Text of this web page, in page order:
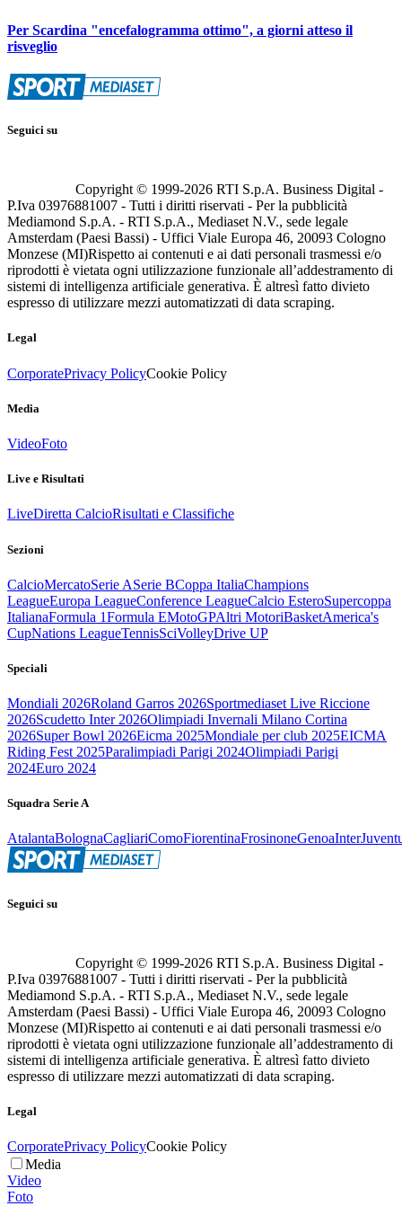
Per Scardina "encefalogramma ottimo", a giorni atteso il
risveglio
Seguici su
Copyright © 1999-2026 RTI S.p.A. Business Digital -
P.Iva 03976881007 - Tutti i diritti riservati - Per la pubblicità
Mediamond S.p.A. - RTI S.p.A., Mediaset N.V., sede legale
Amsterdam (Paesi Bassi) - Uffici Viale Europa 46, 20093 Cologno
Monzese (MI)Rispetto ai contenuti e ai dati personali trasmessi e/o
riprodotti è vietata ogni utilizzazione funzionale all’addestramento di
sistemi di intelligenza artificiale generativa. È altresì fatto divieto
espresso di utilizzare mezzi automatizzati di data scraping.
Legal
CorporatePrivacy PolicyCookie Policy
Media
VideoFoto
Live e Risultati
LiveDiretta CalcioRisultati e Classifiche
Sezioni
CalcioMercatoSerie ASerie BCoppa ItaliaChampions
LeagueEuropa LeagueConference LeagueCalcio EsteroSupercoppa
ItalianaFormula 1Formula EMotoGPAltri MotoriBasketAmerica's
CupNations LeagueTennisSciVolleyDrive UP
Speciali
Mondiali 2026Roland Garros 2026Sportmediaset Live Riccione
2026Scudetto Inter 2026Olimpiadi Invernali Milano Cortina
2026Super Bowl 2026Eicma 2025Mondiale per club 2025EICMA
Riding Fest 2025Paralimpiadi Parigi 2024Olimpiadi Parigi
2024Euro 2024
Squadra Serie A
AtalantaBolognaCagliariComoFiorentinaFrosinoneGenoaInter
Seguici su
Copyright © 1999-2026 RTI S.p.A. Business Digital -
P.Iva 03976881007 - Tutti i diritti riservati - Per la pubblicità
Mediamond S.p.A. - RTI S.p.A., Mediaset N.V., sede legale
Amsterdam (Paesi Bassi) - Uffici Viale Europa 46, 20093 Cologno
Monzese (MI)Rispetto ai contenuti e ai dati personali trasmessi e/o
riprodotti è vietata ogni utilizzazione funzionale all’addestramento di
sistemi di intelligenza artificiale generativa. È altresì fatto divieto
espresso di utilizzare mezzi automatizzati di data scraping.
Legal
CorporatePrivacy PolicyCookie Policy
Media
Video
Foto